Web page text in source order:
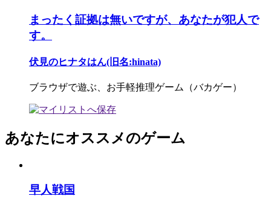
まったく証拠は無いですが、あなたが犯人で
す。
伏見のヒナタはん(旧名:hinata)
ブラウザで遊ぶ、お手軽推理ゲーム（バカゲー）
あなたにオススメのゲーム
早人戦国